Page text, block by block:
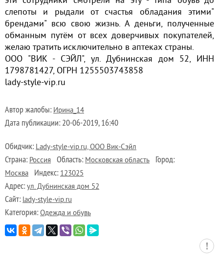
слепоты и рыдали от счастья обладания этими"
брендами" всю свою жизнь. А деньги, полученные
обманным путём от всех доверчивых покупателей,
желаю тратить исключительно в аптеках страны.
ООО "ВИК - СЭЙЛ", ул. Дубнинская дом 52, ИНН
1798781427, ОГРН 1255503743858
lady-style-vip.ru
Автор жалобы: Ирина_14
Дата публикации: 20-06-2019, 16:40
Обидчик: Lady-style-vip.ru, ООО Вик-Сэйл
Страна: Россия Область: Московская область Город:
Москва Индекс: 123025
Адрес: ул. Дубнинская дом 52
Сайт: lady-style-vip.ru
Категория: Одежда и обувь